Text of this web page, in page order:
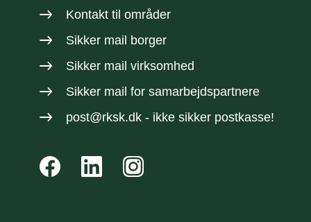
Kontakt til områder
Sikker mail borger
Sikker mail virksomhed
Sikker mail for samarbejdspartnere
post@rksk.dk- ikke sikker postkasse!